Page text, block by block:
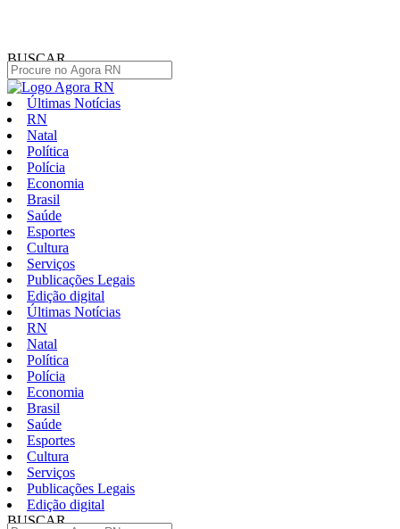
BUSCAR
Últimas Notícias
RN
Natal
Política
Polícia
Economia
Brasil
Saúde
Esportes
Cultura
Serviços
Publicações Legais
Edição digital
Últimas Notícias
RN
Natal
Política
Polícia
Economia
Brasil
Saúde
Esportes
Cultura
Serviços
Publicações Legais
Edição digital
BUSCAR